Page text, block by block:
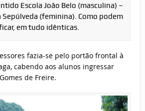
Escola João Belo (masculina) –
Sepúlveda (feminina). Como podem
em tudo idênticas.
fazia-se pelo portão frontal à
cabendo aos alunos ingressar
de Freire.